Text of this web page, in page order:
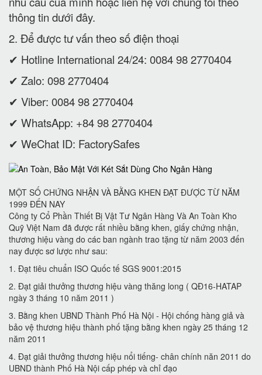
thông tin dưới đây.
2. Để được tư vấn theo số điện thoại
✔ Hotline International 24/24: 0084 98 2770404
✔ Zalo: 098 2770404
✔ Viber: 0084 98 2770404
✔ WhatsApp: +84 98 2770404
✔ WeChat ID: FactorySafes
MỘT SỐ CHỨNG NHẬN VÀ BẰNG KHEN ĐẠT ĐƯỢC TỪ NĂM
1999 ĐẾN NAY
Công ty Cổ Phần Thiết Bị Vật Tư Ngân Hàng Và An Toàn Kho
Quỹ Việt Nam đã được rất nhiều bằng khen, giấy chứng nhận,
thương hiệu vàng do các ban ngành trao tặng từ năm 2003 đến
nay được sơ lược như sau:
1. Đạt tiêu chuẩn ISO Quốc tế SGS 9001:2015
2. Đạt giải thưởng thương hiệu vàng thăng long ( QĐ16-HATAP
ngày 3 tháng 10 năm 2011 )
3. Bằng khen UBND Thành Phố Hà Nội - Hội chống hàng giả và
bảo vệ thương hiệu thành phố tặng bằng khen ngày 25 tháng 12
năm 2011
4. Đạt giải thưởng thương hiệu nổi tiếng- chân chính năn 2011 do
UBND thành Phố Hà Nội cấp phép và chỉ đạo